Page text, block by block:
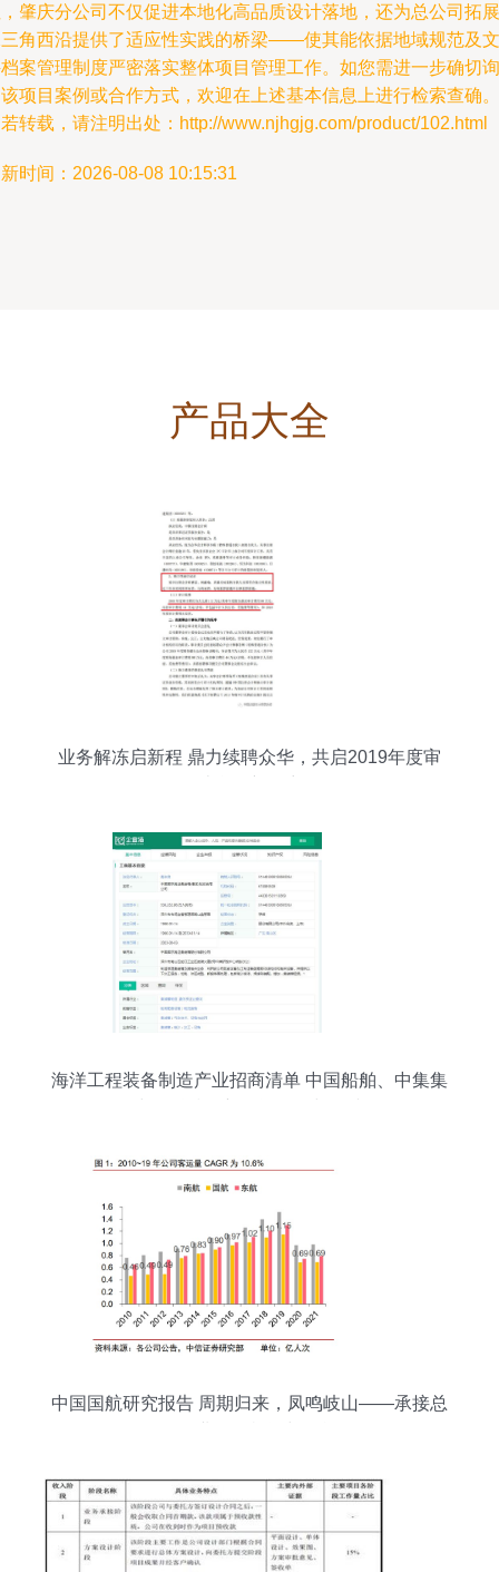
肇庆分公司不仅促进本地化高品质设计落地，还为总公司拓展
角西沿提供了适应性实践的桥梁——使其能依据地域规范及文
案管理制度严密落实整体项目管理工作。如您需进一步确切询
项目案例或合作方式，欢迎在上述基本信息上进行检索查确。
转载，请注明出处：http://www.njhgjg.com/product/102.html
时间：2026-08-08 10:15:31
产品大全
业务解冻启新程 鼎力续聘众华，共启2019年度审
海洋工程装备制造产业招商清单 中国船舶、中集集
中国国航研究报告 周期归来，凤鸣岐山——承接总